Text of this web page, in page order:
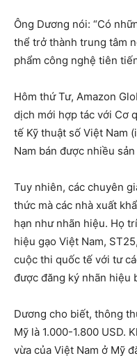
Ông Dương nói: “Có
thể trở thành trung tâm
phẩm công nghệ tiên
Hôm thứ Tư, Amazon
dịch mới hợp tác với Cơ
tế Kỹ thuật số Việt Nam
Nam bán được nhiều
Tuy nhiên, các chuyên
thức mà các nhà xuất
hạn như nhãn hiệu. Họ
hiệu gạo Việt Nam,
cuộc thi quốc tế với tư
được đăng ký nhãn hiệu
Dương cho biết, thông
Mỹ là 1.000-1.800 USD.
vừa của Việt Nam ở Mỹ